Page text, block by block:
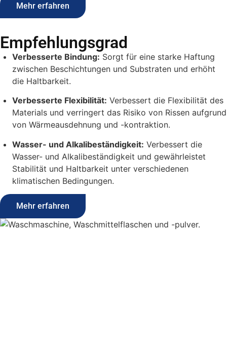
Mehr erfahren
Empfehlungsgrad
Verbesserte Bindung: Sorgt für eine starke Haftung
zwischen Beschichtungen und Substraten und erhöht
die Haltbarkeit.
Verbesserte Flexibilität: Verbessert die Flexibilität des
Materials und verringert das Risiko von Rissen aufgrund
von Wärmeausdehnung und -kontraktion.
Wasser- und Alkalibeständigkeit: Verbessert die
Wasser- und Alkalibeständigkeit und gewährleistet
Stabilität und Haltbarkeit unter verschiedenen
klimatischen Bedingungen.
Mehr erfahren